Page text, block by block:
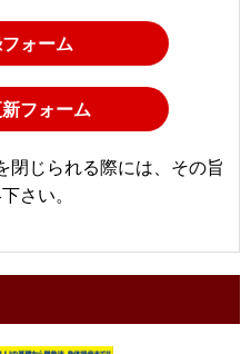
ォーム
フォーム
閉じられる際には、その旨
さい。